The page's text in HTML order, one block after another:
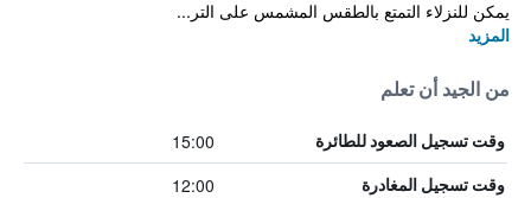
يمكن للنزلاء التمتع بالطقس المشمس على التر...
المزيد
من الجيد أن تعلم
وقت تسجيل الصعود للطائرة 15:00
وقت تسجيل المغادرة 12:00